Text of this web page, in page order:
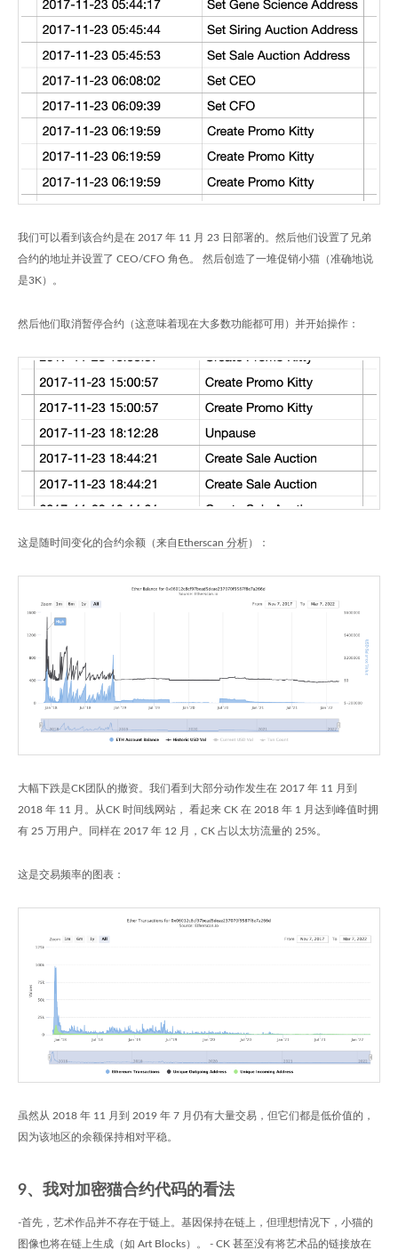
我们可以看到该合约是在 2017 年 11 月 23 日部署的。然后他们设置了兄弟
合约的地址并设置了 CEO/CFO 角色。 然后创造了一堆促销小猫（准确地说
是3K）。
然后他们取消暂停合约（这意味着现在大多数功能都可用）并开始操作：
这是随时间变化的合约余额（来自 Etherscan 分析）：
大幅下跌是CK团队的撤资。我们看到大部分动作发生在 2017 年 11 月到
2018 年 11 月。从CK 时间线网站， 看起来 CK 在 2018 年 1 月达到峰值时拥
有 25 万用户。同样在 2017 年 12 月，CK 占以太坊流量的 25%。
这是交易频率的图表：
虽然从 2018 年 11 月到 2019 年 7 月仍有大量交易，但它们都是低价值的，
因为该地区的余额保持相对平稳。
9、我对加密猫合约代码的看法
-首先，艺术作品并不存在于链上。基因保持在链上，但理想情况下，小猫的
图像也将在链上生成（如 Art Blocks）。 - CK 甚至没有将艺术品的链接放在